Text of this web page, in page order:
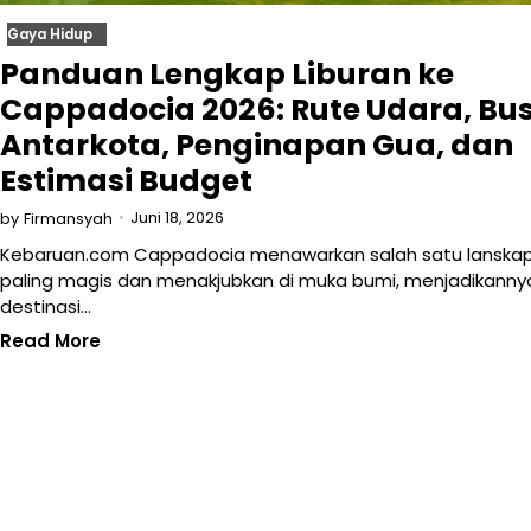
Gaya Hidup
Panduan Lengkap Liburan ke
Cappadocia 2026: Rute Udara,
Antarkota, Penginapan Gua, dan
Estimasi Budget
by Firmansyah Juni 18, 2026
Kebaruan.com Cappadocia menawarkan salah satu
paling magis dan menakjubkan di muka bumi,
destinasi…
Read More